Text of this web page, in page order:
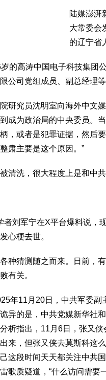
陆媒澎湃
大常委会
的辽宁省
的高涛中国电子科技集团
公司党组成员、副总经理
研究员沈明室向海外中文
成为政治局的中央委员。
，或者是犯罪证据，然后
肃主要是这个原因。”
清洗，很大程度上是和中
者刘军宁在X平台爆料说，
心梗去世。
种猜测随之而来。日前，
有关。
年11月20日，中共军委
异的是，中共党媒新华社
析指出，11月6日，张又
来，但张又侠去莫斯科这
这段时间天天都关注中共
歌质疑道，“什么访问需要